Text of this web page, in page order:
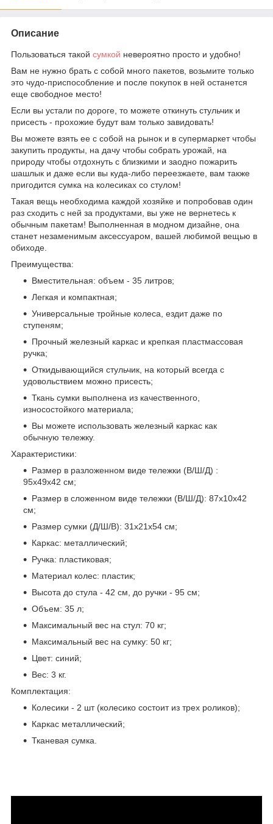
Описание
Пользоваться такой сумкой невероятно просто и удобно!
Вам не нужно брать с собой много пакетов, возьмите только
это чудо-приспособление и после покупок в ней останется
еще свободное место!
Если вы устали по дороге, то можете откинуть стульчик и
присесть - прохожие будут вам только завидовать!
Вы можете взять ее с собой на рынок и в супермаркет чтобы
закупить продукты, на дачу чтобы собрать урожай, на
природу чтобы отдохнуть с близкими и заодно пожарить
шашлык и даже если вы куда-либо переезжаете, вам также
пригодится сумка на колесиках со стулом!
Такая вещь необходима каждой хозяйке и попробовав один
раз сходить с ней за продуктами, вы уже не вернетесь к
обычным пакетам! Выполненная в модном дизайне, она
станет незаменимым аксессуаром, вашей любимой вещью в
обиходе.
Преимущества:
Вместительная: объем - 35 литров;
Легкая и компактная;
Универсальные тройные колеса, ездит даже по
ступеням;
Прочный железный каркас и крепкая пластмассовая
ручка;
Откидывающийся стульчик, на который всегда с
удовольствием можно присесть;
Ткань сумки выполнена из качественного,
износостойкого материала;
Вы можете использовать железный каркас как
обычную тележку.
Характеристики:
Размер в разложенном виде тележки (В/Ш/Д) :
95х49х42 см;
Размер в сложенном виде тележки (В/Ш/Д): 87х10х42
см;
Размер сумки (Д/Ш/В): 31х21х54 см;
Каркас: металлический;
Ручка: пластиковая;
Материал колес: пластик;
Высота до стула - 42 см, до ручки - 95 см;
Объем: 35 л;
Максимальный вес на стул: 70 кг;
Максимальный вес на сумку: 50 кг;
Цвет: синий;
Вес: 3 кг.
Комплектация:
Колесики - 2 шт (колесико состоит из трех роликов);
Каркас металлический;
Тканевая сумка.